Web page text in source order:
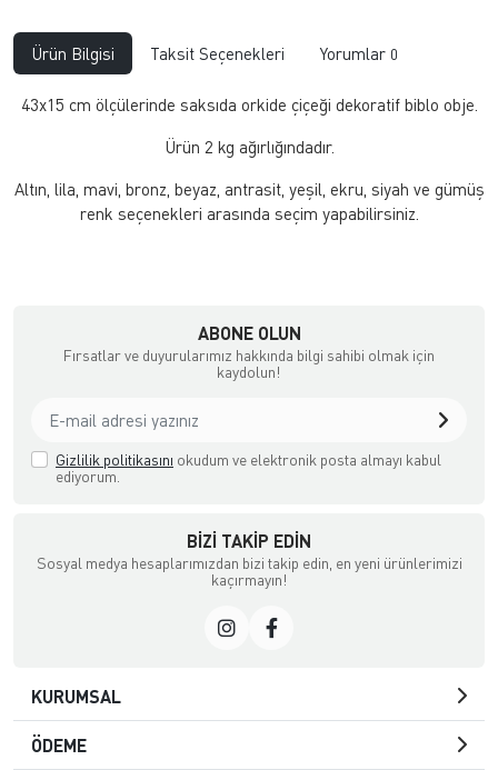
Ürün Bilgisi Taksit Seçenekleri Yorumlar 0
43x15 cm ölçülerinde saksıda orkide çiçeği dekoratif biblo obje.
Ürün 2 kg ağırlığındadır.
Altın, lila, mavi, bronz, beyaz, antrasit, yeşil, ekru, siyah ve gümüş
renk seçenekleri arasında seçim yapabilirsiniz.
ABONE OLUN
Fırsatlar ve duyurularımız hakkında bilgi sahibi olmak için
kaydolun!
Gizlilik politikasını okudum ve elektronik posta almayı kabul
ediyorum.
BIZI TAKIP EDIN
Sosyal medya hesaplarımızdan bizi takip edin, en yeni ürünlerimizi
kaçırmayın!
KURUMSAL
ÖDEME